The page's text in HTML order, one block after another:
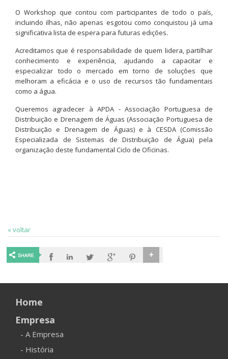
O Workshop que contou com participantes de todo o país,
incluindo ilhas, não apenas esgotou como conquistou já uma
significativa lista de espera para futuras edições.
Acreditamos que é responsabilidade de quem lidera, partilhar
conhecimento e experiência, ajudando a capacitar e
especializar todo o mercado em torno de soluções que
melhoram a eficácia e o uso de recursos tão fundamentais
como a água.
Queremos agradecer à APDA - Associação Portuguesa de
Distribuição e Drenagem de Águas (Associação Portuguesa de
Distribuição e Drenagem de Águas) e à CESDA (Comissão
Especializada de Sistemas de Distribuição de Água) pela
organização deste fundamental Ciclo de Oficinas.
« voltar
Home
Empresa
- A Empresa
- História